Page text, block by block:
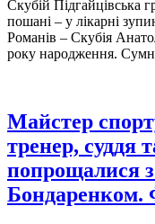
Скубій Підгайцівська
пошані – у лікарні
Романів – Скубія
року народження.
Майстер
тренер, суддя
попрощалися